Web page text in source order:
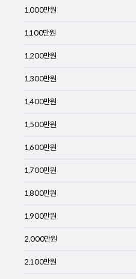
1,000만원
1,100만원
1,200만원
1,300만원
1,400만원
1,500만원
1,600만원
1,700만원
1,800만원
1,900만원
2,000만원
2,100만원